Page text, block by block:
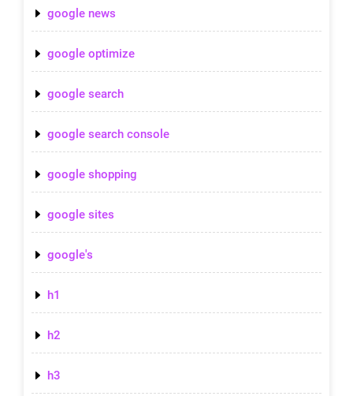
google news
google optimize
google search
google search console
google shopping
google sites
google's
h1
h2
h3